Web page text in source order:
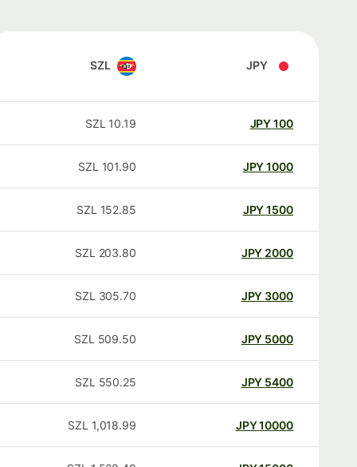
JPY
SZL
100
JPY
10.19
SZL
1000
JPY
101.90
SZL
1500
JPY
152.85
SZL
2000
JPY
203.80
SZL
3000
JPY
305.70
SZL
5000
JPY
509.50
SZL
5400
JPY
550.25
SZL
10000
JPY
1,018.99
SZL